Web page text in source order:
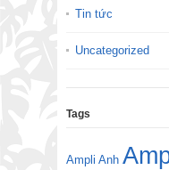
Tin tức
Uncategorized
Tags
Ampli Anh